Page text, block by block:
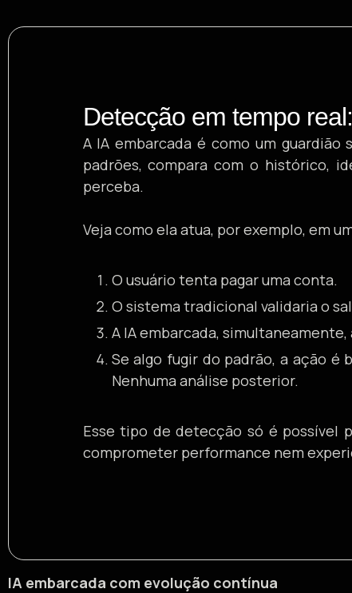
Detecção em tempo
A IA embarcada é como um
padrões, compara com o histórico,
perceba.
Veja como ela atua, por exemplo, em
O usuário tenta pagar uma conta.
O sistema tradicional validaria o
A IA embarcada, simultaneamente,
Se algo fugir do padrão, a ação é
Nenhuma análise posterior.
Esse tipo de detecção só é possível
comprometer performance nem
IA embarcada com evolução contínua